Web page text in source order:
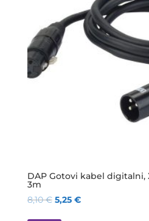
DAP Gotovi kabel digitalni,
3m
8,10€ 5,25 €